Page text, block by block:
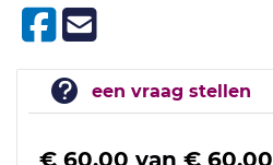
een vraag stellen
€ 60,00 van € 60,00